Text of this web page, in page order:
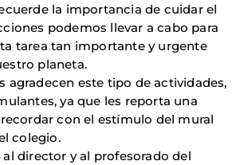
la importancia de cuidar el
podemos llevar a cabo para
tarea tan importante y urgente
planeta.
agradecen este tipo de actividades,
ya que les reporta una
con el estímulo del mural
colegio.
al director y al profesorado del